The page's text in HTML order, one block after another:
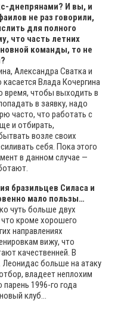
днепрянами? И вы, и
не раз говорили,
для полного
что часть летних
команды, то не
Александра Сватка и
Влада Кочергина
время, чтобы выходить в
в заявку, надо
часто, что работать с
и отбирать,
возле своих
себя. Пока этого
в данном случае —
бразильцев Силаса и
мало пользы…
чуть больше двух
кроме хорошего
направлениях
вижу, что
качественней. В
больше на атаку
владеет неплохим
1996-го года
клуб…